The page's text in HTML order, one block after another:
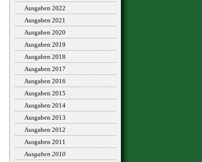
Ausgaben 2022
Ausgaben 2021
Ausgaben 2020
Ausgaben 2019
Ausgaben 2018
Ausgaben 2017
Ausgaben 2016
Ausgaben 2015
Ausgaben 2014
Ausgaben 2013
Ausgaben 2012
Ausgaben 2011
Ausgaben 2010